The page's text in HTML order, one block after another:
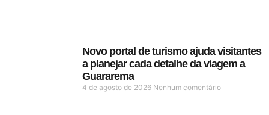
Novo portal de turismo ajuda visitantes
a planejar cada detalhe da viagem a
Guararema
4 de agosto de 2026 Nenhum comentário